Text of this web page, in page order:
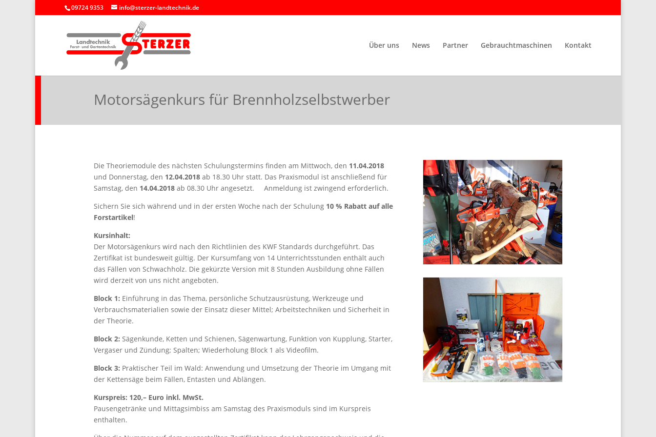
09724 9353 info@sterzer-landtechnik.de
Über uns News Partner Gebrauchtmaschinen Kontakt
Motorsägenkurs für Brennholzselbstwerber
Die Theoriemodule des nächsten Schulungstermins finden am Mittwoch, den 11.04.2018
und Donnerstag, den 12.04.2018 ab 18.30 Uhr statt. Das Praxismodul ist anschließend für
Samstag, den 14.04.2018 ab 08.30 Uhr angesetzt. Anmeldung ist zwingend erforderlich.
Sichern Sie sich während und in der ersten Woche nach der Schulung 10 % Rabatt auf alle
Forstartikel!
Kursinhalt:
Der Motorsägenkurs wird nach den Richtlinien des KWF Standards durchgeführt. Das
Zertifikat ist bundesweit gültig. Der Kursumfang von 14 Unterrichtsstunden enthält auch
das Fällen von Schwachholz. Die gekürzte Version mit 8 Stunden Ausbildung ohne Fällen
wird derzeit von uns nicht angeboten.
Block 1: Einführung in das Thema, persönliche Schutzausrüstung, Werkzeuge und
Verbrauchsmaterialien sowie der Einsatz dieser Mittel; Arbeitstechniken und Sicherheit in
der Theorie.
Block 2: Sägenkunde, Ketten und Schienen, Sägenwartung, Funktion von Kupplung, Starter,
Vergaser und Zündung; Spalten; Wiederholung Block 1 als Videofilm.
Block 3: Praktischer Teil im Wald: Anwendung und Umsetzung der Theorie im Umgang mit
der Kettensäge beim Fällen, Entasten und Ablängen.
Kurspreis: 120,– Euro inkl. MwSt.
Pausengetränke und Mittagsimbiss am Samstag des Praxismoduls sind im Kurspreis
enthalten.